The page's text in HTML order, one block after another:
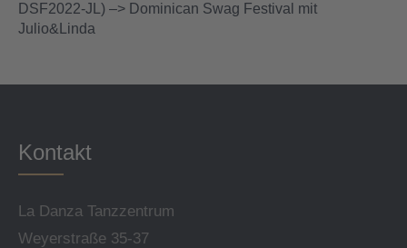
DSF2022-JL) –> Dominican Swag Festival mit
Julio&Linda
Kontakt
La Danza Tanzzentrum
Weyerstraße 35-37